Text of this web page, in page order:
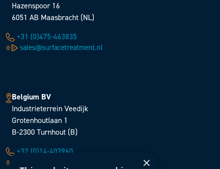
Hazenspoor 16
6051 AB Maasbracht (NL)
+31 (0)475-463835
sales@surfacetreatment.nl
Belgium BV
Industrieterrein Veedijk
Grotenhoutlaan 1
B-2300 Turnhout (B)
+32 (0)14-403960
×